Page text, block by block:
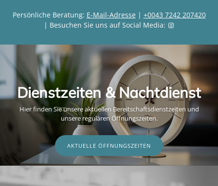
Persönliche Beratung: E-Mail-Adresse | +0043 7242 207420
| Besuchen Sie uns auf Social Media:
Dienstzeiten & Nachtdienst
Hier finden Sie unsere aktuellen Bereitschaftsdienstzeiten und
unsere regulären Öffnungszeiten.
AKTUELLE ÖFFNUNGSZEITEN